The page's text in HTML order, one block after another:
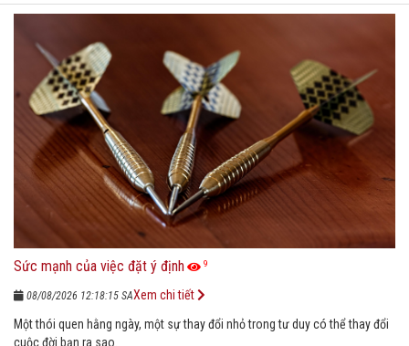
Sức mạnh của việc đặt ý định 9
08/08/2026 12:18:15 SA
Một thói quen hằng ngày, một sự thay đổi nhỏ trong tư duy có thể thay đổi
cuộc đời bạn ra sao.
Xem chi tiết